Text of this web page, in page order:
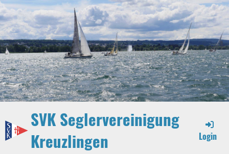
SVK Seglervereinigung
Kreuzlingen
Login